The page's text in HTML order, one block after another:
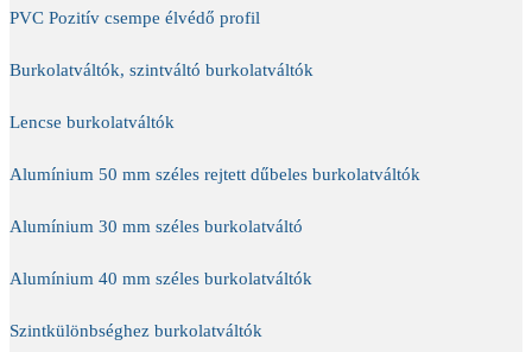
PVC Pozitív csempe élvédő profil
Burkolatváltók, szintváltó burkolatváltók
Lencse burkolatváltók
Alumínium 50 mm széles rejtett dűbeles burkolatváltók
Alumínium 30 mm széles burkolatváltó
Alumínium 40 mm széles burkolatváltók
Szintkülönbséghez burkolatváltók